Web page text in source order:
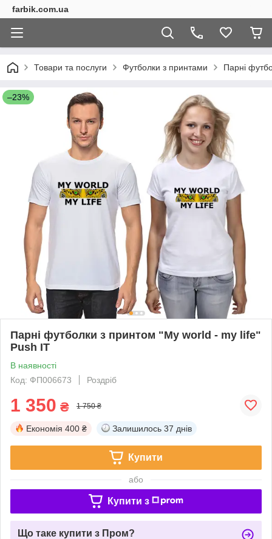
farbik.com.ua
Товари та послуги Футболки з принтами Парні
–23%
Парні футболки з принтом "My world - my life"
Push IT
В наявності
Код: ФП006673
Роздріб
1 350 ₴ 1 750 ₴
Економія 400 ₴ Залишилось 37 днів
Купити
або
Купити з
Що таке купити з Пром?